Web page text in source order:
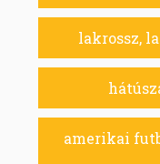
lakrossz,
amerikai